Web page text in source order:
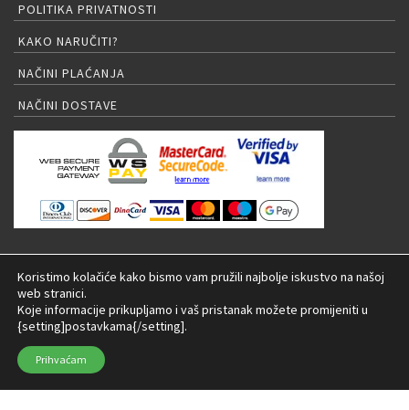
POLITIKA PRIVATNOSTI
KAKO NARUČITI?
NAČINI PLAĆANJA
NAČINI DOSTAVE
PRIJAVA NA NEWSLETTER
© 2026 LED rasvjeta Internet trgovina |
Koristimo kolačiće kako bismo vam pružili najbolje iskustvo na našoj
web stranici.
Koje informacije prikupljamo i vaš pristanak možete promijeniti u
{setting]postavkama{/setting].
Prihvaćam